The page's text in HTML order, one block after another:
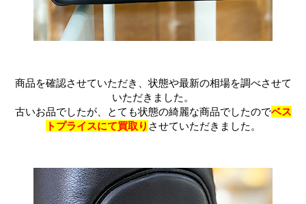
商品を確認させていただき、状態や最新の相場を調べさせて
いただきました。
古いお品でしたが、とても状態の綺麗な商品でしたのでベス
トプライスにて買取り させていただきました。